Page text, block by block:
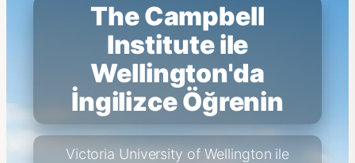
The Campbell
Institute ile
Wellington'da
İngilizce Öğrenin
Victoria University of Wellington ile